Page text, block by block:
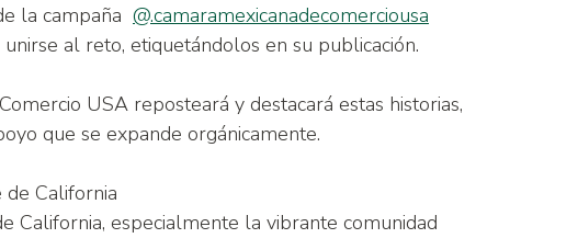
la campaña @.camaramexicanadecomerciousa
unirse al reto, etiquetándolos en su publicación.
USA reposteará y destacará estas historias,
que se expande orgánicamente.
de California
California, especialmente la vibrante comunidad